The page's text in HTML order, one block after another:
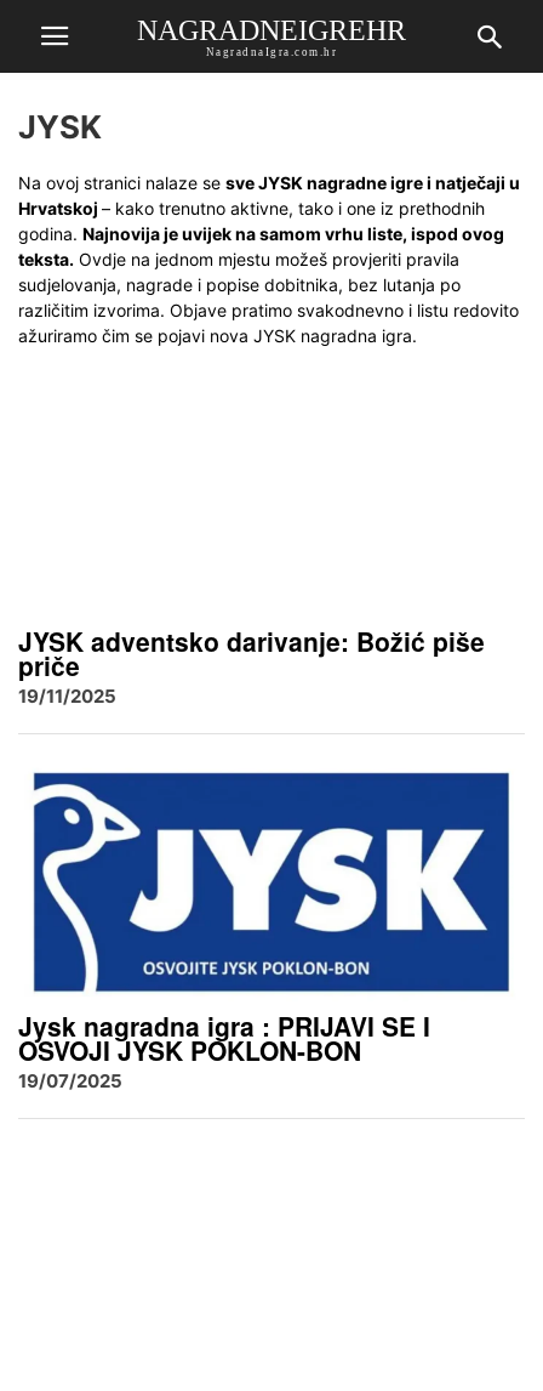
NAGRADNEIGREHR
NagradnaIgra.com.hr
JYSK
Na ovoj stranici nalaze se sve JYSK nagradne igre i natječaji u
Hrvatskoj – kako trenutno aktivne, tako i one iz prethodnih
godina. Najnovija je uvijek na samom vrhu liste, ispod ovog
teksta. Ovdje na jednom mjestu možeš provjeriti pravila
sudjelovanja, nagrade i popise dobitnika, bez lutanja po
različitim izvorima. Objave pratimo svakodnevno i listu redovito
ažuriramo čim se pojavi nova JYSK nagradna igra.
JYSK adventsko darivanje: Božić piše
priče
19/11/2025
Jysk nagradna igra : PRIJAVI SE I
OSVOJI JYSK POKLON-BON
19/07/2025